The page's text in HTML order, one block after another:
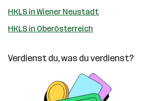
HKLS in Wiener Neustadt
HKLS in Oberösterreich
Verdienst du, was du verdienst?